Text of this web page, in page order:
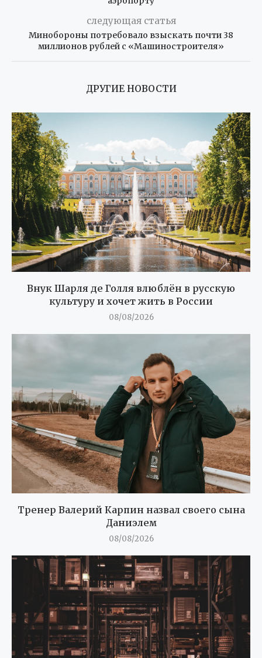
следующая статья
Минобороны потребовало взыскать почти 38
миллионов рублей с «Машиностроителя»
ДРУГИЕ НОВОСТИ
Внук Шарля де Голля влюблён в русскую
культуру и хочет жить в России
08/08/2026
Тренер Валерий Карпин назвал своего сына
Даниэлем
08/08/2026